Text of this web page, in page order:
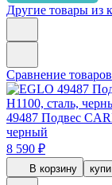
Другие товары из
Сравнение товаров
49487 Подвес
черный
8 590 ₽
В корзину